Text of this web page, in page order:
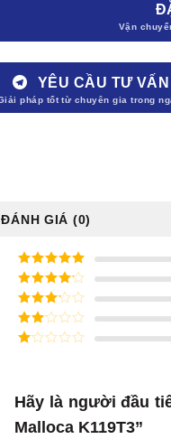
YÊU CẦU TƯ VẤN
ĐÁNH GIÁ (0)
5/ 5 điểm
4/ 5
điểm
3/ 5
điểm
2/
điểm
Hãy là người đầu
Malloca K119T3”